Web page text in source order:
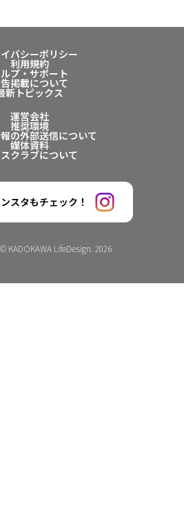
バシーポリシー
利用規約
プ・サポート
掲載について
新トピックス
運営会社
推奨環境
の外部送信について
媒体資料
クラブについて
スタもチェック！
KADOKAWA LifeDesign. 2026